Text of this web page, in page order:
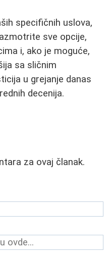
specifičnih uslova,
sve opcije,
i, ako je moguće,
sa sličnim
u grejanje danas
decenija.
za ovaj članak.